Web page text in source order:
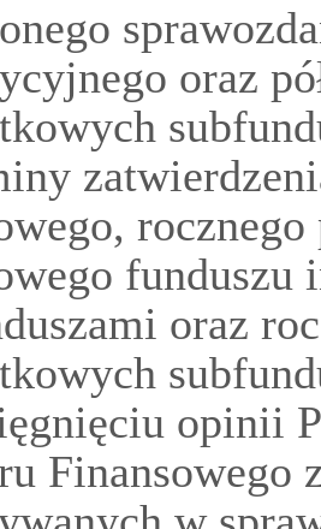
oraz
rocznego
oraz
opinii
Finansowego